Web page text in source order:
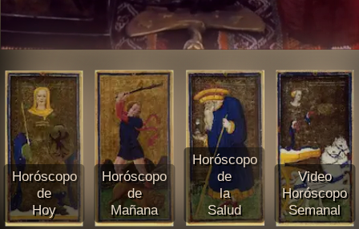
Horóscopo
de
Hoy
Horóscopo
de
Mañana
Horóscopo
de
la
Salud
Video
Horóscopo
Semanal